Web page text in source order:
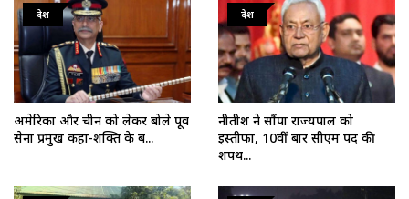
देश
अमेरिका और चीन को लेकर बोले पूर्व
सेना प्रमुख कहा-शक्ति के ब...
देश
नीतीश ने सौंपा राज्यपाल को
इस्तीफा, 10वीं बार सीएम पद की
शपथ...